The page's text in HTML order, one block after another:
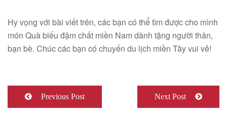
Hy vọng với bài viết trên, các bạn có thể tìm được cho mình
món Quà biếu đậm chất miền Nam dành tặng người thân,
bạn bè. Chúc các bạn có chuyến du lịch miền Tây vui vẻ!
Previous Post Next Post